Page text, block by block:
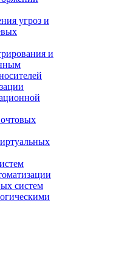
угроз и
и
систем